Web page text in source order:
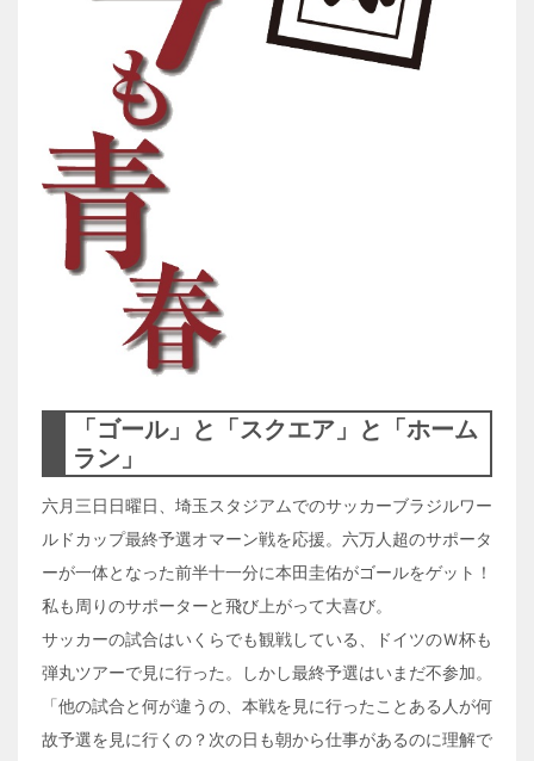
「ゴール」と「スクエア」と「ホーム
ラン」
六月三日日曜日、埼玉スタジアムでのサッカーブラジルワー
ルドカップ最終予選オマーン戦を応援。六万人超のサポータ
ーが一体となった前半十一分に本田圭佑がゴールをゲット！
私も周りのサポーターと飛び上がって大喜び。
サッカーの試合はいくらでも観戦している、ドイツのＷ杯も
弾丸ツアーで見に行った。しかし最終予選はいまだ不参加。
「他の試合と何が違うの、本戦を見に行ったことある人が何
故予選を見に行くの？次の日も朝から仕事があるのに理解で